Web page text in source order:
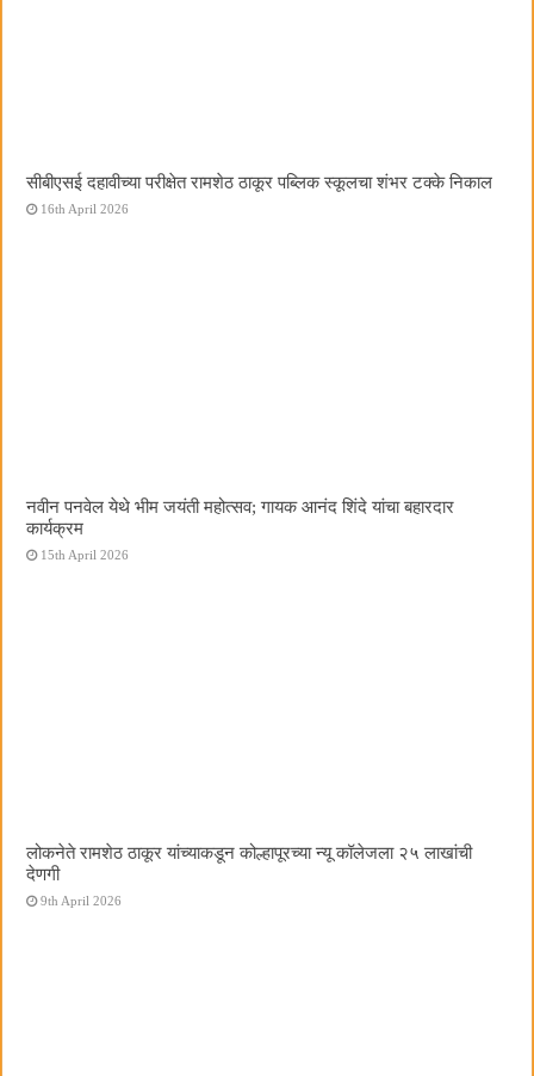
सीबीएसई दहावीच्या परीक्षेत रामशेठ ठाकूर पब्लिक स्कूलचा शंभर टक्के निकाल
16th April 2026
नवीन पनवेल येथे भीम जयंती महोत्सव; गायक आनंद शिंदे यांचा बहारदार
कार्यक्रम
15th April 2026
लोकनेते रामशेठ ठाकूर यांच्याकडून कोल्हापूरच्या न्यू कॉलेजला २५ लाखांची
देणगी
9th April 2026